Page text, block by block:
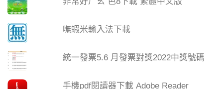
嘸蝦米輸入法下載
統一發票5.6 月發票對獎2022中獎號碼
手機pdf閱讀器下載 Adobe Reader